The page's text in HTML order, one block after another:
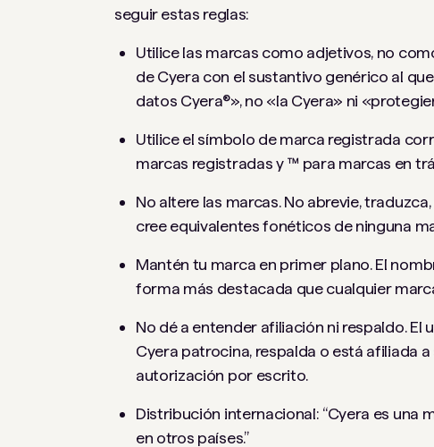
seguir estas reglas:
Utilice las marcas como adjetivos, no
de Cyera con el sustantivo genérico al
datos Cyera®», no «la Cyera» ni
Utilice el símbolo de marca registrada
marcas registradas y ™ para marcas en
No altere las marcas. No abrevie,
cree equivalentes fonéticos de ninguna
Mantén tu marca en primer plano. El
forma más destacada que cualquier
No dé a entender afiliación ni respaldo. El
Cyera patrocina, respalda o está afiliada
autorización por escrito.
Distribución internacional: “Cyera es una
en otros países.”